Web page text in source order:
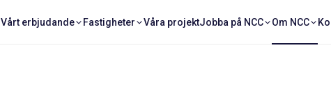
Vårt erbjudande Fastigheter Våra projektJobba på NCC Om NCC